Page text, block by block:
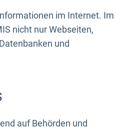
im Internet. Im
nicht nur Webseiten,
und
auf Behörden und